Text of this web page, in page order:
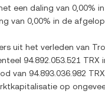
een daling van 0,00%
van 0,00% in de
uit het verleden van
94.892.053.521 TRX
van 94.893.036.982 TRX
op